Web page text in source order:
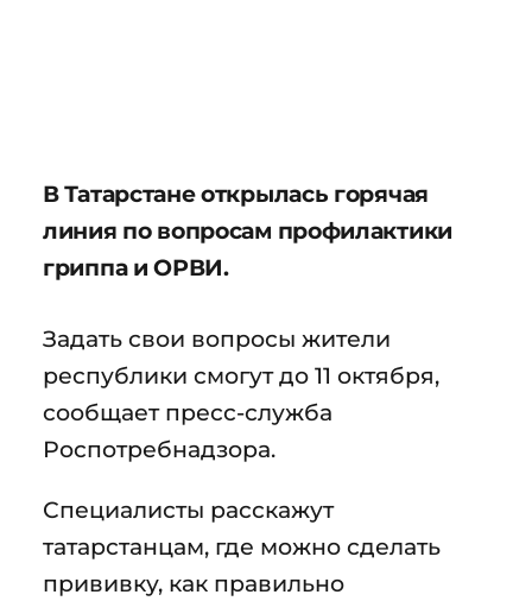
В Татарстане открылась горячая
линия по вопросам профилактики
гриппа и ОРВИ.
Задать свои вопросы жители
республики смогут до 11 октября,
сообщает пресс-служба
Роспотребнадзора.
Специалисты расскажут
татарстанцам, где можно сделать
прививку, как правильно